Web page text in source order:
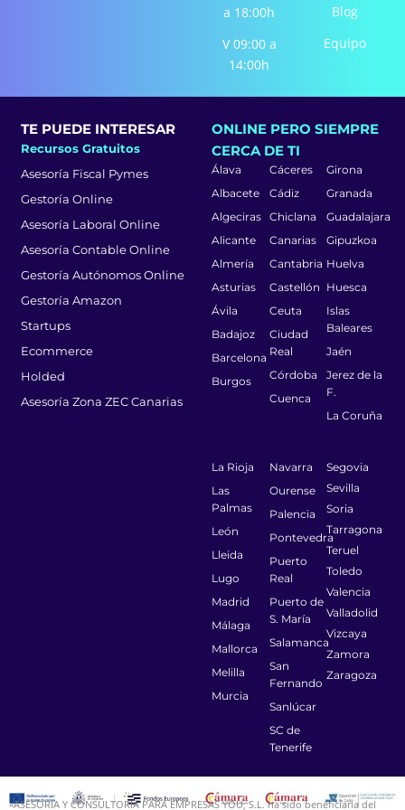
a 18:00h
V 09:00 a
14:00h
Blog
Equipo
TE PUEDE INTERESAR
Recursos Gratuitos
Asesoría Fiscal Pymes
Gestoría Online
Asesoría Laboral Online
Asesoría Contable Online
Gestoría Autónomos Online
Gestoría Amazon
Startups
Ecommerce
Holded
Asesoría Zona ZEC Canarias
ONLINE PERO SIEMPRE
CERCA DE TI
Álava
Albacete
Algeciras
Alicante
Almería
Asturias
Ávila
Badajoz
Barcelona
Burgos
Cáceres
Cádiz
Chiclana
Canarias
Cantabria
Castellón
Ceuta
Ciudad
Real
Córdoba
Cuenca
Girona
Granada
Guadalajara
Gipuzkoa
Huelva
Huesca
Islas
Baleares
Jaén
Jerez de la
F.
La Coruña
La Rioja
Las
Palmas
León
Lleida
Lugo
Madrid
Málaga
Mallorca
Melilla
Murcia
Navarra
Ourense
Palencia
Pontevedra
Puerto
Real
Puerto de
S. María
Salamanca
San
Fernando
Sanlúcar
SC de
Tenerife
Segovia
Sevilla
Soria
Tarragona
Teruel
Toledo
Valencia
Valladolid
Vizcaya
Zamora
Zaragoza
«ASESORIA Y CONSULTORIA PARA EMPRESAS YOU, S.L. ha sido beneficiaria del